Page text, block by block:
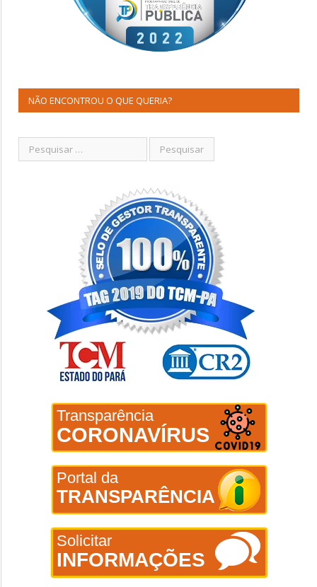
NÃO ENCONTROU O QUE QUERIA?
Transparência
CORONAVÍRUS
Portal da
TRANSPARÊNCIA
Solicitar
INFORMAÇÕES